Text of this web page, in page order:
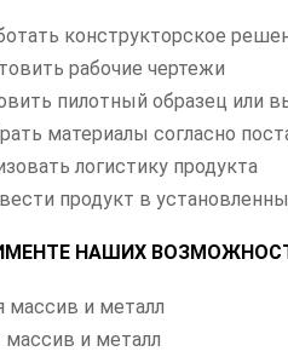
конструкторское
рабочие чертежи
пилотный образец или
материалы согласно
логистику продукта
продукт в
НАШИХ
массив и металл
и металл